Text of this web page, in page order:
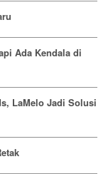
Ada Kendala di
LaMelo Jadi Solusi